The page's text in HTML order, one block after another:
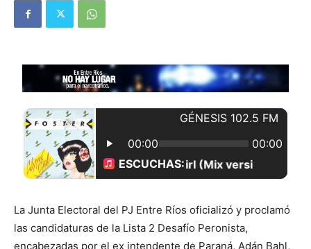
La Junta Electoral del PJ Entre Ríos oficializó y proclamó
las candidaturas de la Lista 2 Desafío Peronista,
encabezadas por el ex intendente de Paraná, Adán Bahl,